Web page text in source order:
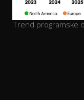
Trend programske